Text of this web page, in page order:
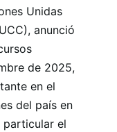
Unidas
anunció
de 2025,
en el
del país en
particular el